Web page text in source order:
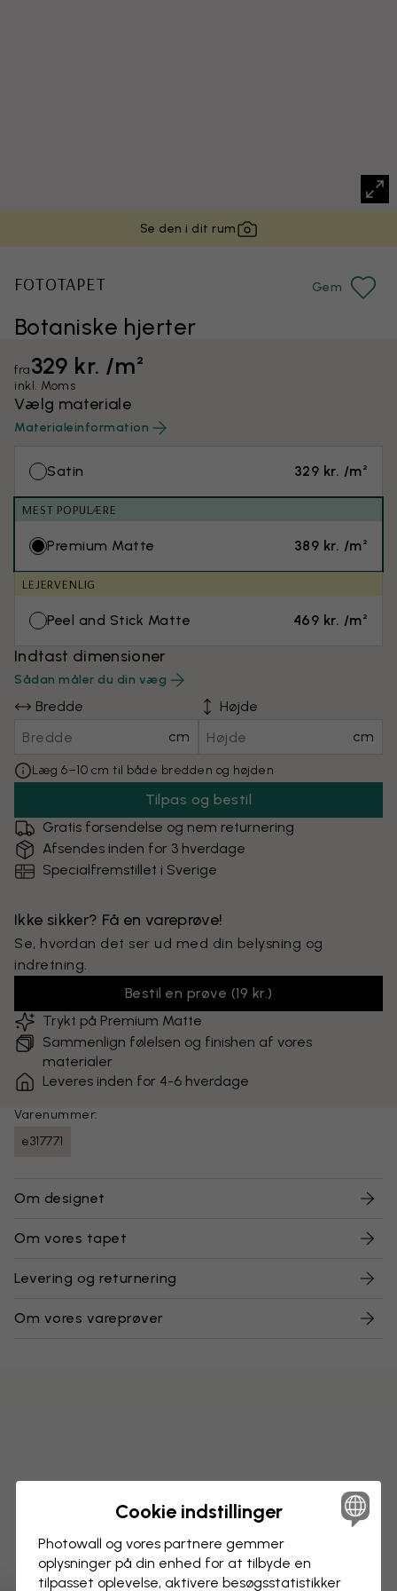
Se den i dit rum
Botaniske hjerter
FOTOTAPET Gem
fra329 kr. /m²
inkl. Moms
Vælg materiale
Materialeinformation
Satin 329 kr. /m²
MEST POPULÆRE
Premium Matte 389 kr. /m²
LEJERVENLIG
Peel and Stick Matte 469 kr. /m²
Indtast dimensioner
Sådan måler du din væg
Bredde
cm
Højde
cm
Læg 6–10 cm til både bredden og højden
Tilpas og bestil
Gratis forsendelse og nem returnering
Afsendes inden for 3 hverdage
Specialfremstillet i Sverige
Ikke sikker? Få en vareprøve!
Se, hvordan det ser ud med din belysning og
indretning.
Bestil en prøve (19 kr.)
Trykt på Premium Matte
Sammenlign følelsen og finishen af vores
materialer
Leveres inden for 4-6 hverdage
Varenummer:
e317771
Om designet
Om vores tapet
Levering og returnering
Om vores vareprøver
Cookie indstillinger
Photowall og vores partnere gemmer
oplysninger på din enhed for at tilbyde en
tilpasset oplevelse, aktivere besøgs­statistikker